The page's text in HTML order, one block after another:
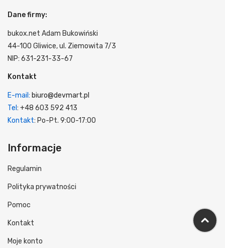
Dane firmy:
bukox.net Adam Bukowiński
44-100 Gliwice, ul. Ziemowita 7/3
NIP: 631-231-33-67
Kontakt
E-mail: biuro@devmart.pl
Tel : +48 603 592 413
Kontakt: Po-Pt. 9:00-17:00
Informacje
Regulamin
Polityka prywatności
Pomoc
Kontakt
Moje konto